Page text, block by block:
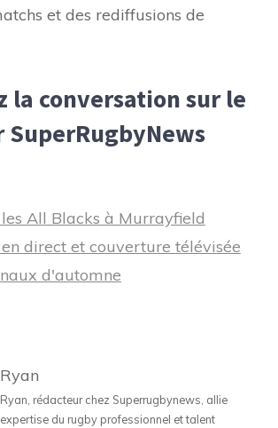
et des rediffusions de
la conversation sur le
SuperRugbyNews
All Blacks à Murrayfield
direct et couverture télévisée
d'automne
Ryan
Ryan, rédacteur chez Superrugbynews, allie
expertise du rugby professionnel et talent